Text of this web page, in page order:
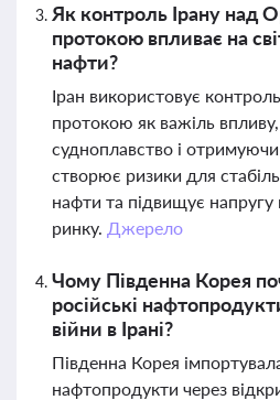
Як контроль Ірану над
протокою впливає на
нафти?
Іран використовує
протокою як важіль
судноплавство і
створює ризики для
нафти та підвищує
ринку. Джерело
Чому Південна Корея
російські
війни в Ірані?
Південна Корея
нафтопродукти через